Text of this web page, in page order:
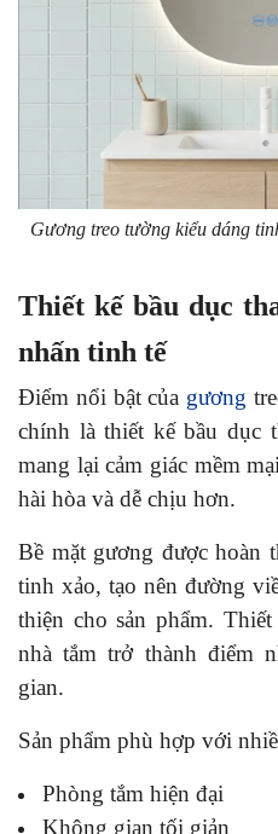
Gương treo tường kiểu dáng
Thiết kế bầu dục
nhấn tinh tế
Điểm nổi bật của gương
chính là thiết kế bầu dục
mang lại cảm giác mềm
hài hòa và dễ chịu hơn.
Bề mặt gương được hoàn
tinh xảo, tạo nên đường
thiện cho sản phẩm.
nhà tắm trở thành điểm
gian.
Sản phẩm phù hợp với
Phòng tắm hiện đại
Không gian tối giản